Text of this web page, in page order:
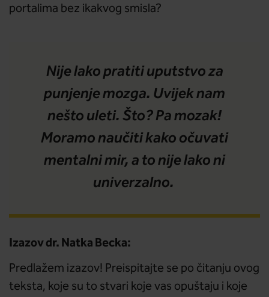
portalima bez ikakvog smisla?
Nije lako pratiti uputstvo za
punjenje mozga. Uvijek nam
nešto uleti. Što? Pa mozak!
Moramo naučiti kako očuvati
mentalni mir, a to nije lako ni
univerzalno.
Izazov dr. Natka Becka:
Predlažem izazov! Preispitajte se po čitanju ovog
teksta, koje su to stvari koje vas opuštaju i koje